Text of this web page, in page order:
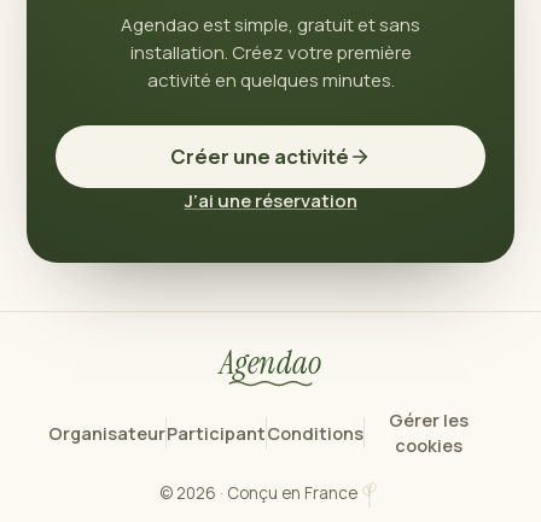
Agendao est simple, gratuit et sans
installation. Créez votre première
activité en quelques minutes.
Créer une activité
J’ai une réservation
Agendao
OrganisateurParticipantConditions
Gérer les
cookies
© 2026 · Conçu en France